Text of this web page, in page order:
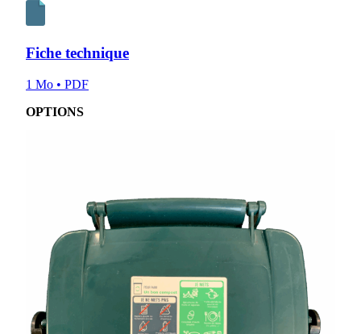
Fiche technique
1 Mo • PDF
OPTIONS